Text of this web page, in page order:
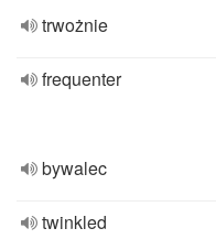
trwożnie
frequenter
bywalec
twinkled